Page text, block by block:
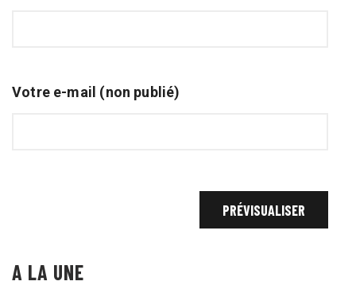
Votre e-mail (non publié)
A LA UNE